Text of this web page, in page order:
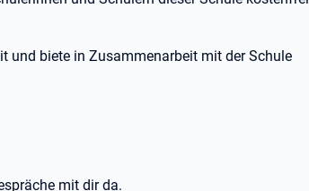
und biete in Zusammenarbeit mit der Schule
mit dir da.